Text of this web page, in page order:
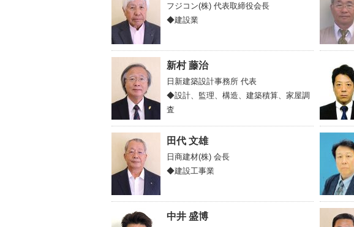
フジコン(株) 代表取締役会長
◆建設業
新村 藤治
日新建築設計事務所 代表
◆設計、監理、構造、建築積算、家屋調
査
田代 文雄
日商建材(株) 会長
◆建設工事業
中井 盛博